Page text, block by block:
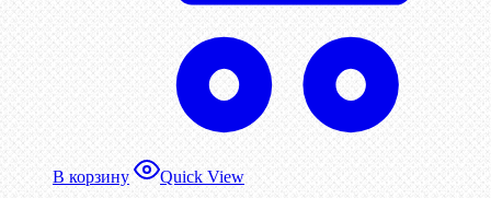
В корзину Quick View